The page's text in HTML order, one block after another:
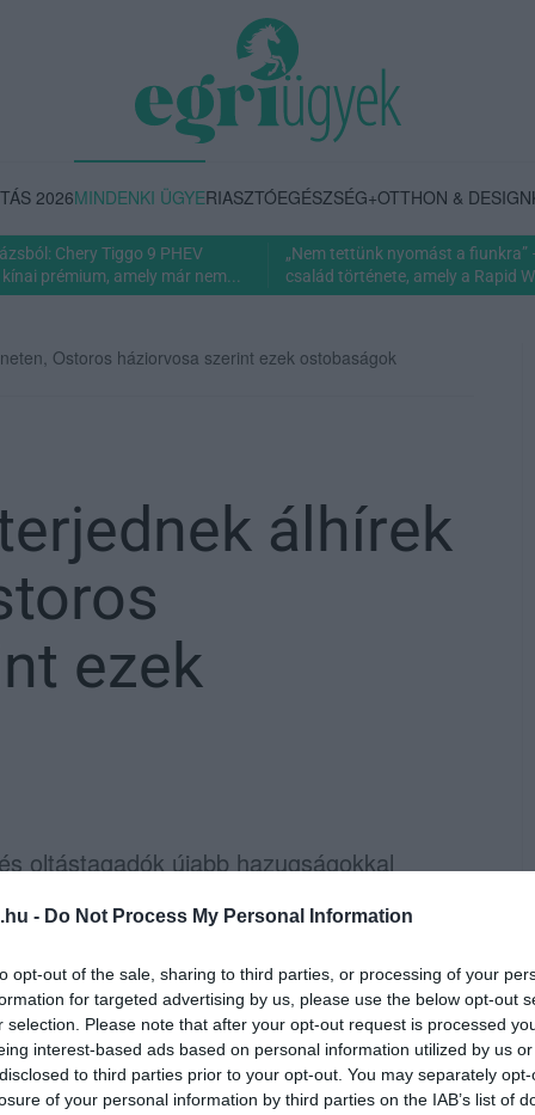
- Do Not Process My Personal Information
opt-out of the sale, sharing to third parties, or processing of your
for targeted advertising by us, please use the below opt-out
selection. Please note that after your opt-out request is processed
interest-based ads based on personal information utilized by us
to third parties prior to your opt-out. You may separately
of your personal information by third parties on the IAB’s list of
2026MINDENKI ÜGYERIASZTÓEGÉSZSÉG+OTTHON & DESIGN
Chery Tiggo 9 PHEV
prémium, amely már nem...
„Nem tettünk nyomást a fiunkra”
család története, amely a Rapid
Ostoros háziorvosa szerint ezek ostobaságok
álhírek
ezek
oltástagadók újabb hazugságokkal
portálokon folyamatosan
és annak felületén apró, szürke
bukkannak fel - írta aHeol, amely
kapcsolatos, erős kijelentéseiről